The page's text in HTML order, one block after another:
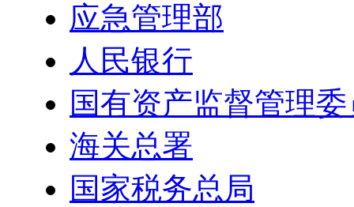
应急管理部
人民银行
国有资产监督管理
海关总署
国家税务总局